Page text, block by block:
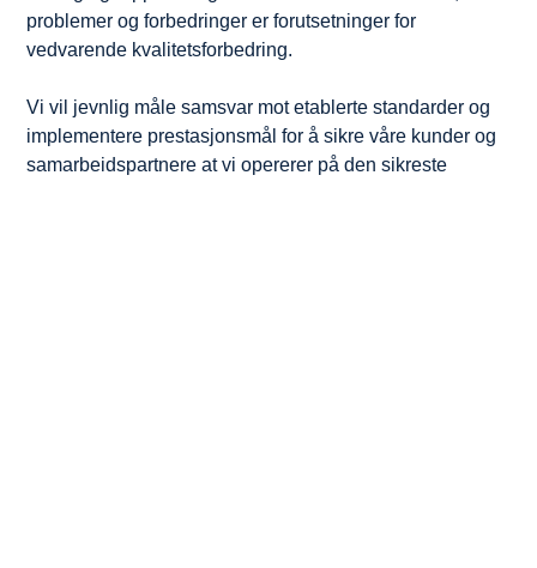
problemer og forbedringer er forutsetninger for
vedvarende kvalitetsforbedring.
Vi vil jevnlig måle samsvar mot etablerte standarder og
implementere prestasjonsmål for å sikre våre kunder og
samarbeidspartnere at vi opererer på den sikreste